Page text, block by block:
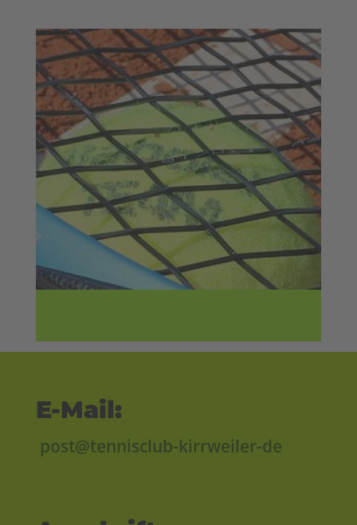
E-Mail:
post@tennisclub-kirrweiler-de